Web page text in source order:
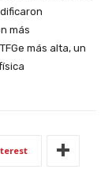
más
más alta, un